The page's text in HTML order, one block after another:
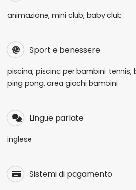
animazione, mini club, baby club
Sport e benessere
piscina, piscina per bambini, tennis,
ping pong, area giochi bambini
Lingue parlate
inglese
Sistemi di pagamento